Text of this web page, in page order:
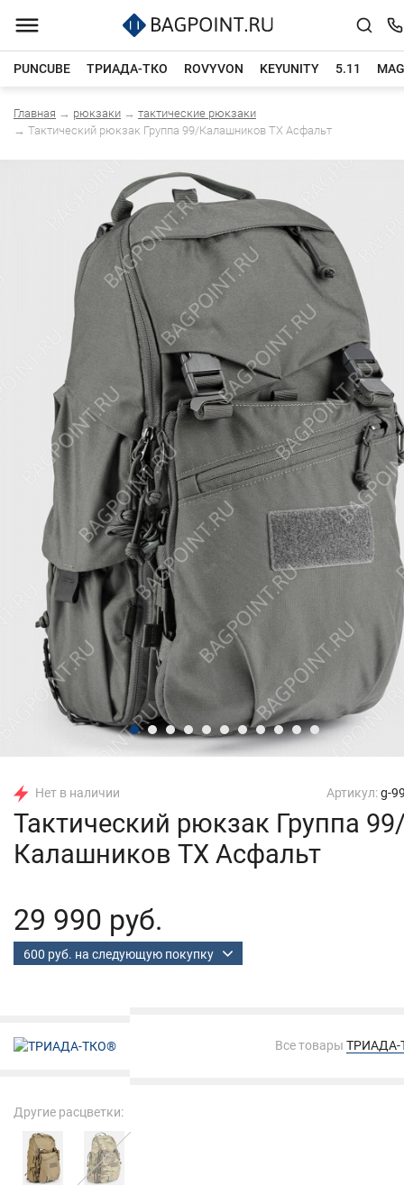
PUNCUBE ТРИАДА-ТКО ROVYVON KEYUNITY 5.11
Каталог товаров
Главная → рюкзаки → тактические рюкзаки
→ Тактический рюкзак Группа 99/Калашников TX Асфальт
Нет в наличии Артикул:g-
Тактический рюкзак Группа
Калашников TX Асфальт
29 990 руб.
600 руб. на следующую покупку
Все товары
Другие расцветки: